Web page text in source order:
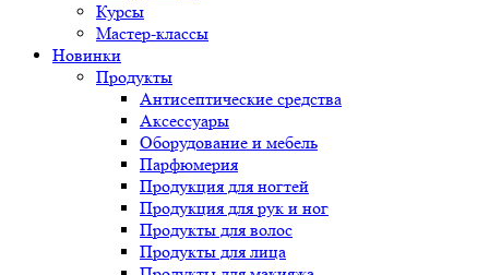
Курсы
Мастер-классы
Новинки
Продукты
Антисептические средства
Аксессуары
Оборудование и мебель
Парфюмерия
Продукция для ногтей
Продукция для рук и ног
Продукты для волос
Продукты для лица